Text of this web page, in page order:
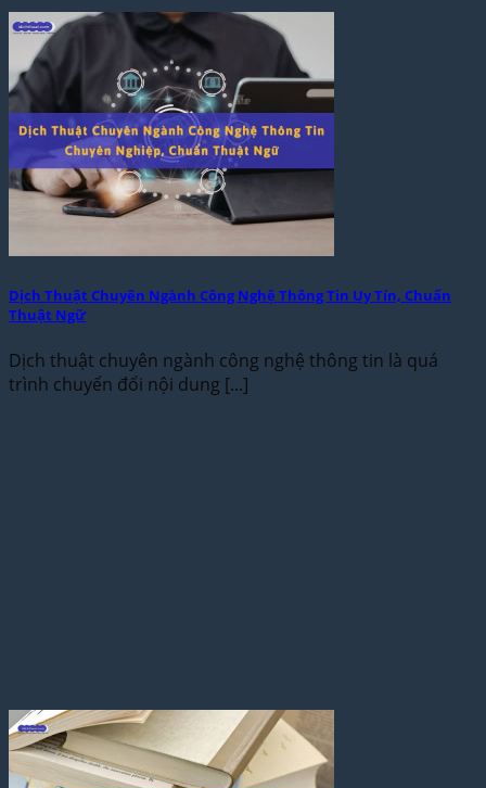
Dịch Thuật Chuyên Ngành Công Nghệ Thông Tin Uy Tín, Chuẩn
Thuật Ngữ
Dịch thuật chuyên ngành công nghệ thông tin là quá
trình chuyển đổi nội dung [...]